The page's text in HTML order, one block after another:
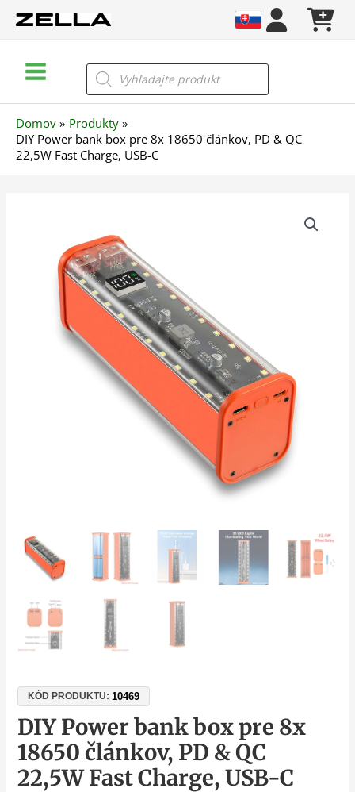
Menu
Products
search
Domov
Produkty
DIY Power bank box pre 8x 18650 článkov, PD & QC
22,5W Fast Charge, USB-C
KÓD PRODUKTU:10469
DIY Power bank box pre 8x
18650 článkov, PD & QC
22,5W Fast Charge, USB-C